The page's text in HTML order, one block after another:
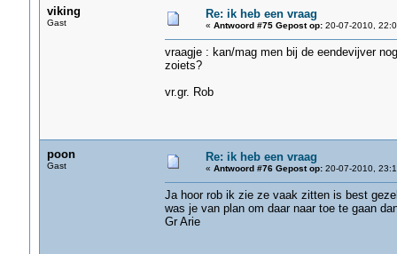
viking
Gast
Re: ik heb een vraag
« Antwoord #75 Gepost op:20-07-2010,
vraagje : kan/mag men bij de eendevijver
zoiets?
vr.gr. Rob
poon
Gast
Re: ik heb een vraag
« Antwoord #76 Gepost op:20-07-2010,
Ja hoor rob ik zie ze vaak zitten is best
was je van plan om daar naar toe te gaan
Gr Arie